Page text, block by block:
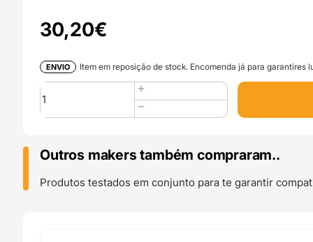
30,20€
ENVIO Item em reposição de stock. Encomenda já para garantires
Quantidade
de
PLA
High
ColorMorph
Outros makers também compraram..
Produtos testados em conjunto para te garantir